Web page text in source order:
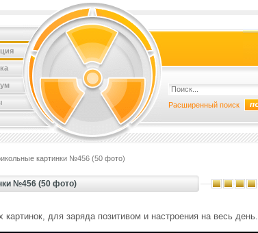
Расширенный поиск
картинки №456 (50 фото)
№456 (50 фото)
картинок, для заряда позитивом и настроения на весь день.